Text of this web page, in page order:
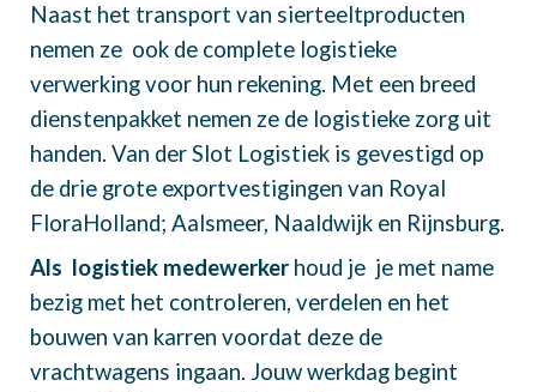
Naast het transport van sierteeltproducten
nemen ze ook de complete logistieke
verwerking voor hun rekening. Met een breed
dienstenpakket nemen ze de logistieke zorg uit
handen. Van der Slot Logistiek is gevestigd op
de drie grote exportvestigingen van Royal
FloraHolland; Aalsmeer, Naaldwijk en Rijnsburg.
Als logistiek medewerker houd je je met name
bezig met het controleren, verdelen en het
bouwen van karren voordat deze de
vrachtwagens ingaan. Jouw werkdag begint